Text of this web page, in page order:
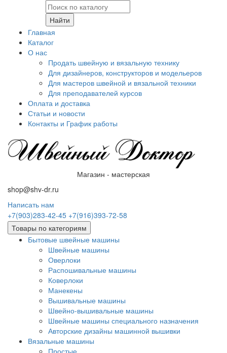
Найти
Главная
Каталог
О нас
Продать швейную и вязальную технику
Для дизайнеров, конструкторов и модельеров
Для мастеров швейной и вязальной техники
Для преподавателей курсов
Оплата и доставка
Статьи и новости
Контакты и График работы
Магазин - мастерская
shop@shv-dr.ru
Написать нам
+7(903)283-42-45 +7(916)393-72-58
Товары по категориям
Бытовые швейные машины
Швейные машины
Оверлоки
Распошивальные машины
Коверлоки
Манекены
Вышивальные машины
Швейно-вышивальные машины
Швейные машины специального назначения
Авторские дизайны машинной вышивки
Вязальные машины
Простые